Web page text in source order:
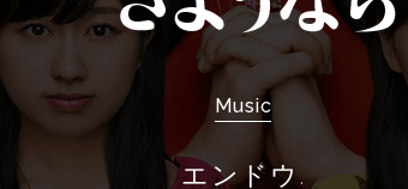
Music
エンドウ.